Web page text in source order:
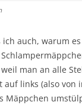
auch, warum
man an alle
auf links (also von
Mäppchen